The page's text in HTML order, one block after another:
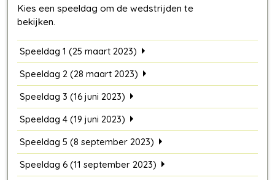
Speeldag 1 (25 maart 2023)
Speeldag 2 (28 maart 2023)
Speeldag 3 (16 juni 2023)
Speeldag 4 (19 juni 2023)
Speeldag 5 (8 september 2023)
Speeldag 6 (11 september 2023)